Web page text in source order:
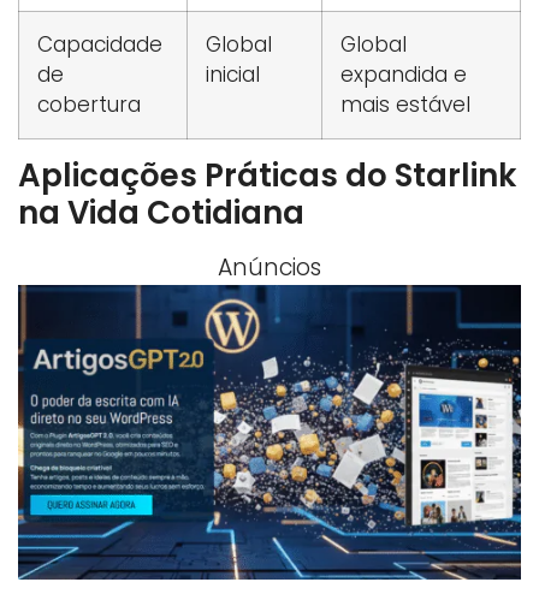
Capacidade
de
cobertura
Global
inicial
Global
expandida e
mais estável
Aplicações Práticas do Starlink
na Vida Cotidiana
Anúncios